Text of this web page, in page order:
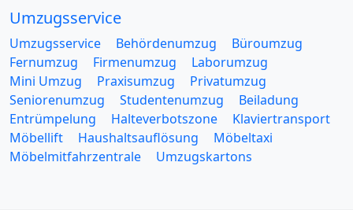
Umzugsservice
Umzugsservice Behördenumzug
Büroumzug
Fernumzug
Firmenumzug
Laborumzug
Mini Umzug
Praxisumzug
Privatumzug
Seniorenumzug
Studentenumzug
Beiladung
Entrümpelung
Halteverbotszone
Klaviertransport
Möbellift
Haushaltsauflösung
Möbeltaxi
Möbelmitfahrzentrale
Umzugskartons